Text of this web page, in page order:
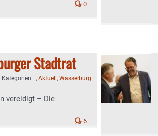
0
Stadtrat
Kategorien: ., Aktuell , Wasserburg
vereidigt – Die
6